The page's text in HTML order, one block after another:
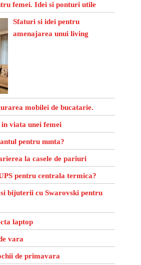
femei. Idei si ponturi utile
Sfaturi si idei pentru
amenajarea unui living
mobilei de bucatarie.
viata unei femei
pentru nunta?
la casele de pariuri
pentru centrala termica?
bijuterii cu Swarovski pentru
laptop
vara
de primavara